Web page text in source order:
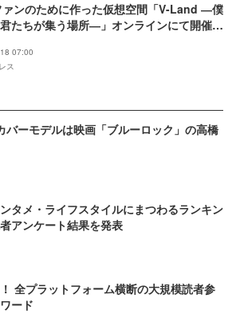
ァンのために作った仮想空間「V-Land ―僕
たちが集う場所―」オンラインにて開催決
07:00
ス
バーモデルは映画「ブルーロック」の高橋
タメ・ライフスタイルにまつわるランキン
アンケート結果を発表
全プラットフォーム横断の大規模読者参
ード